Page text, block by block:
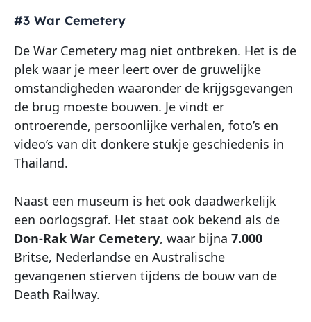
#3 War Cemetery
De War Cemetery mag niet ontbreken. Het is de
plek waar je meer leert over de gruwelijke
omstandigheden waaronder de krijgsgevangen
de brug moeste bouwen. Je vindt er
ontroerende, persoonlijke verhalen, foto’s en
video’s van dit donkere stukje geschiedenis in
Thailand.
Naast een museum is het ook daadwerkelijk
een oorlogsgraf. Het staat ook bekend als de
Don-Rak War Cemetery, waar bijna 7.000
Britse, Nederlandse en Australische
gevangenen stierven tijdens de bouw van de
Death Railway.